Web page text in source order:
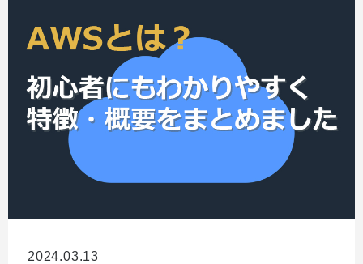
2024.03.13